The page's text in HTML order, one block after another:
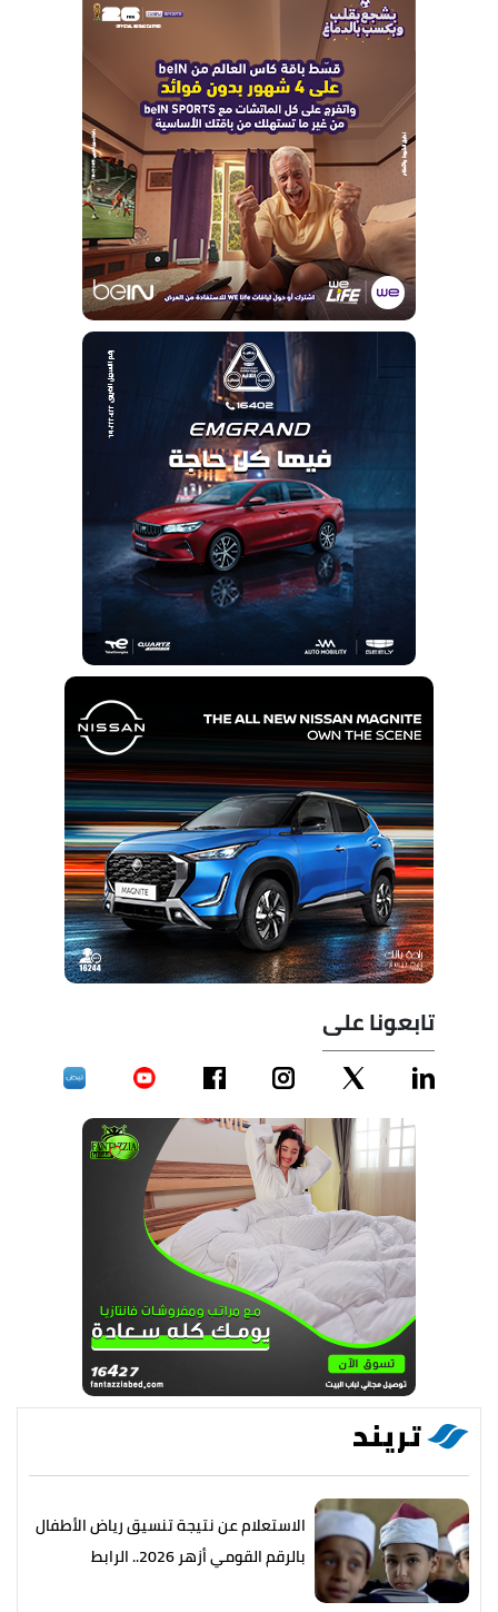
تابعونا على
تريند
الاستعلام عن نتيجة تنسيق رياض الأطفال
بالرقم القومي أزهر 2026.. الرابط